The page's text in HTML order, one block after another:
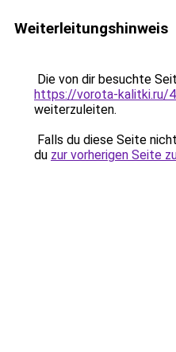
Weiterleitungshinweis
Die von dir besuchte
https://vorota-kalitki.ru/
weiterzuleiten.
Falls du diese Seite
du zur vorherigen Seite